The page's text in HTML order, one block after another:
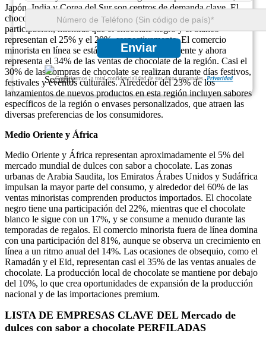
Enviar
Garantizamos la total confidencialidad de sus datos personales.Privacidad
Japón, India y Corea del Sur son centros de demanda clave. El
chocolate con leche domina con aproximadamente un 45% de
participación, mientras que el chocolate negro y el blanco
representan el 25% y el 20%, respectivamente. El comercio
minorista en línea se está expandiendo rápidamente y ahora
representa el 34% de las ventas de chocolate de la región. Casi el
30% de las compras de chocolate se realizan durante días festivos,
festivales y eventos culturales. Alrededor del 23% de los
lanzamientos de nuevos productos en esta región incluyen sabores
específicos de la región o envases personalizados, que atraen las
diversas preferencias de los consumidores.
Medio Oriente y África
Medio Oriente y África representan aproximadamente el 5% del
mercado mundial de dulces con sabor a chocolate. Las zonas
urbanas de Arabia Saudita, los Emiratos Árabes Unidos y Sudáfrica
impulsan la mayor parte del consumo, y alrededor del 60% de las
ventas minoristas comprenden productos importados. El chocolate
negro tiene una participación del 22%, mientras que el chocolate
blanco le sigue con un 17%, y se consume a menudo durante las
temporadas de regalos. El comercio minorista fuera de línea domina
con una participación del 81%, aunque se observa un crecimiento en
línea a un ritmo anual del 14%. Las ocasiones de obsequio, como el
Ramadán y el Eid, representan casi el 35% de las ventas anuales de
chocolate. La producción local de chocolate se mantiene por debajo
del 10%, lo que crea oportunidades de expansión de la producción
nacional y de las importaciones premium.
LISTA DE EMPRESAS CLAVE DEL Mercado de
dulces con sabor a chocolate PERFILADAS